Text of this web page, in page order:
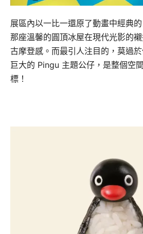
展區內以一比一還原了動畫中經典
那座溫馨的圓頂冰屋在現代光影的
古摩登感。而最引人注目的，莫過
巨大的 Pingu 主題公仔，是整個空
標！